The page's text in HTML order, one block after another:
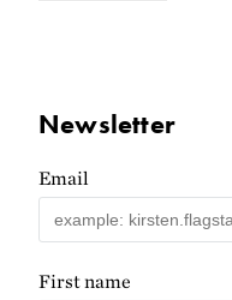
Newsletter
Email
First name